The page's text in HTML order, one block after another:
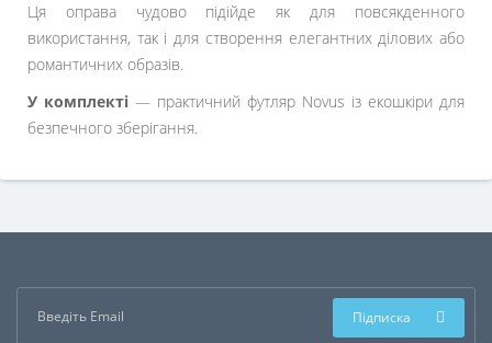
Ця оправа чудово підійде як для повсякденного
використання, так і для створення елегантних ділових або
романтичних образів.
У комплекті — практичний футляр Novus із екошкіри для
безпечного зберігання.
Підписка